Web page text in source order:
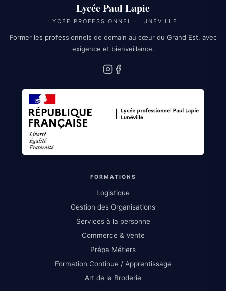
Lycée Paul Lapie
LYCÉE PROFESSIONNEL · LUNÉVILLE
Former les professionnels de demain au cœur du Grand Est, avec
exigence et bienveillance.
Instagram
FORMATIONS
Logistique
Gestion des Organisations
Services à la personne
Commerce & Vente
Prépa Métiers
Formation Continue / Apprentissage
Art de la Broderie